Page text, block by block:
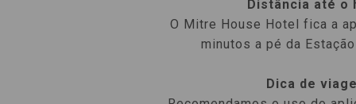
Distância até o
O Mitre House Hotel fica a
minutos a pé da
Dica de